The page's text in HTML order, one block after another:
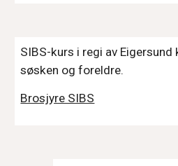
SIBS-kurs i regi av
søsken og foreldre.
Brosjyre SIBS